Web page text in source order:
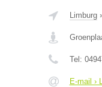
Limburg
Tel:
E-mail ›